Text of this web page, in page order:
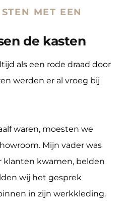
MET EEN
de kasten
als een rode draad door
werden er al vroeg bij
waren, moesten we
Mijn vader was
klanten kwamen, belden
wij het gesprek
in zijn werkkleding.